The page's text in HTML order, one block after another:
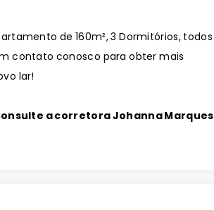
de 160m², 3 Dormitórios, todos
contato conosco para obter mais
lar!
a corretora Johanna Marques